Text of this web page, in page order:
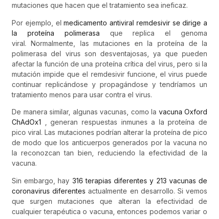
mutaciones que hacen que el tratamiento sea ineficaz.
Por ejemplo, elmedicamento antiviral remdesivir se dirige a
la proteína polimerasa que replica el genoma
viral. Normalmente, las mutaciones en la proteína de la
polimerasa del virus son desventajosas, ya que pueden
afectar la función de una proteína crítica del virus, pero si la
mutación impide que el remdesivir funcione, el virus puede
continuar replicándose y propagándose y tendríamos un
tratamiento menos para usar contra el virus.
De manera similar, algunas vacunas, como la vacuna Oxford
ChAdOx1 , generan respuestas inmunes a la proteína de
pico viral. Las mutaciones podrían alterar la proteína de pico
de modo que los anticuerpos generados por la vacuna no
la reconozcan tan bien, reduciendo la efectividad de la
vacuna.
Sin embargo, hay 316 terapias diferentes y 213 vacunas de
coronavirus diferentes actualmente en desarrollo. Si vemos
que surgen mutaciones que alteran la efectividad de
cualquier terapéutica o vacuna, entonces podemos variar o